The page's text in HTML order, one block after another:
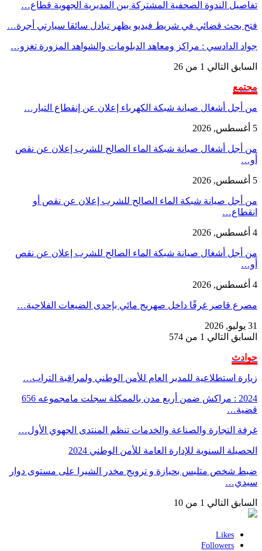
تفاصيل الندوة الصحفية المشتركة بين المديرية الجهوية قطاع…
فتح بحث قضائي في شريط فيديو يظهر تبادل سائقا سيارتي أجرة…
جواد الدادسي : مراكز ومعاهد الدبلومات والشواهد المزورة تغزو…
السابق التالي 1 من 26
مجتمع
من أجل أشغال صيانة شبكة الكهرباء إعلان عن إنقطاع التيار…
5 أغسطس, 2026
من أجل أشغال صيانة شبكة الماء الصالح للشرب إعلان عن نقص
أو…
5 أغسطس, 2026
من أجل صيانة شبكة الماء الصالح للشرب إعلان عن نقص أو
انقطاع…
4 أغسطس, 2026
من أجل أشغال صيانة شبكة الماء الصالح للشرب إعلان عن نقص
أو…
4 أغسطس, 2026
مصرع قاصر غرقًا داخل صهريج مائي بإحدى الضيعات الفلاحية…
31 يوليو, 2026
السابق التالي 1 من 574
حوادث
زيارة استطلاعية للمدير العام للأمن الوطني ولمراقبة التراب…
2024 : مراكش ضمن أربع مدن بالممكلة سجلت مامجموعه 656
قضية…
غرفة التجارة والصناعة والخدمات تنظم المنتدى الجهوي الأول…
الحصيلة السنوية للإدارة العامة للأمن الوطني 2024
ضبط شخص متلبس بحيازة و ترويج مخدر الشيرا على مستوى دوار
سيدي…
السابق التالي 1 من 10
Likes
Followers